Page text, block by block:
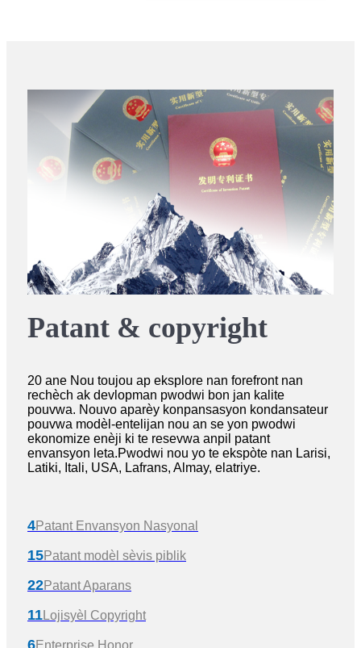
Patant & copyright
20 ane Nou toujou ap eksplore nan forefront nan
rechèch ak devlopman pwodwi bon jan kalite
pouvwa. Nouvo aparèy konpansasyon kondansateur
pouvwa modèl-entelijan nou an se yon pwodwi
ekonomize enèji ki te resevwa anpil patant
envansyon leta.Pwodwi nou yo te ekspòte nan Larisi,
Latiki, Itali, USA, Lafrans, Almay, elatriye.
4Patant Envansyon Nasyonal
15Patant modèl sèvis piblik
22Patant Aparans
11Lojisyèl Copyright
6Enterprise Honor